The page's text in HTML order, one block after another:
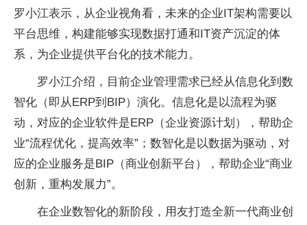
罗小江表示，从企业视角看，未来的企业IT架构需要以
平台思维，构建能够实现数据打通和IT资产沉淀的体
系，为企业提供平台化的技术能力。
罗小江介绍，目前企业管理需求已经从信息化到数
智化（即从ERP到BIP）演化。信息化是以流程为驱
动，对应的企业软件是ERP（企业资源计划），帮助企
业“流程优化，提高效率”；数智化是以数据为驱动，对
应的企业服务是BIP（商业创新平台），帮助企业“商业
创新，重构发展力”。
在企业数智化的新阶段，用友打造全新一代商业创